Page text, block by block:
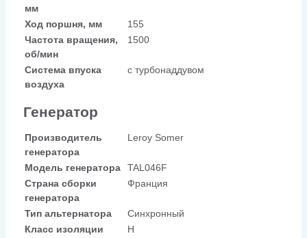
мм
Ход поршня, мм
155
Частота вращения,
об/мин
1500
Система впуска
воздуха
с турбонаддувом
Генератор
Производитель
генератора
Leroy Somer
Модель генератора
TAL046F
Страна сборки
генератора
Франция
Тип альтернатора
Синхронный
Класс изоляции
H